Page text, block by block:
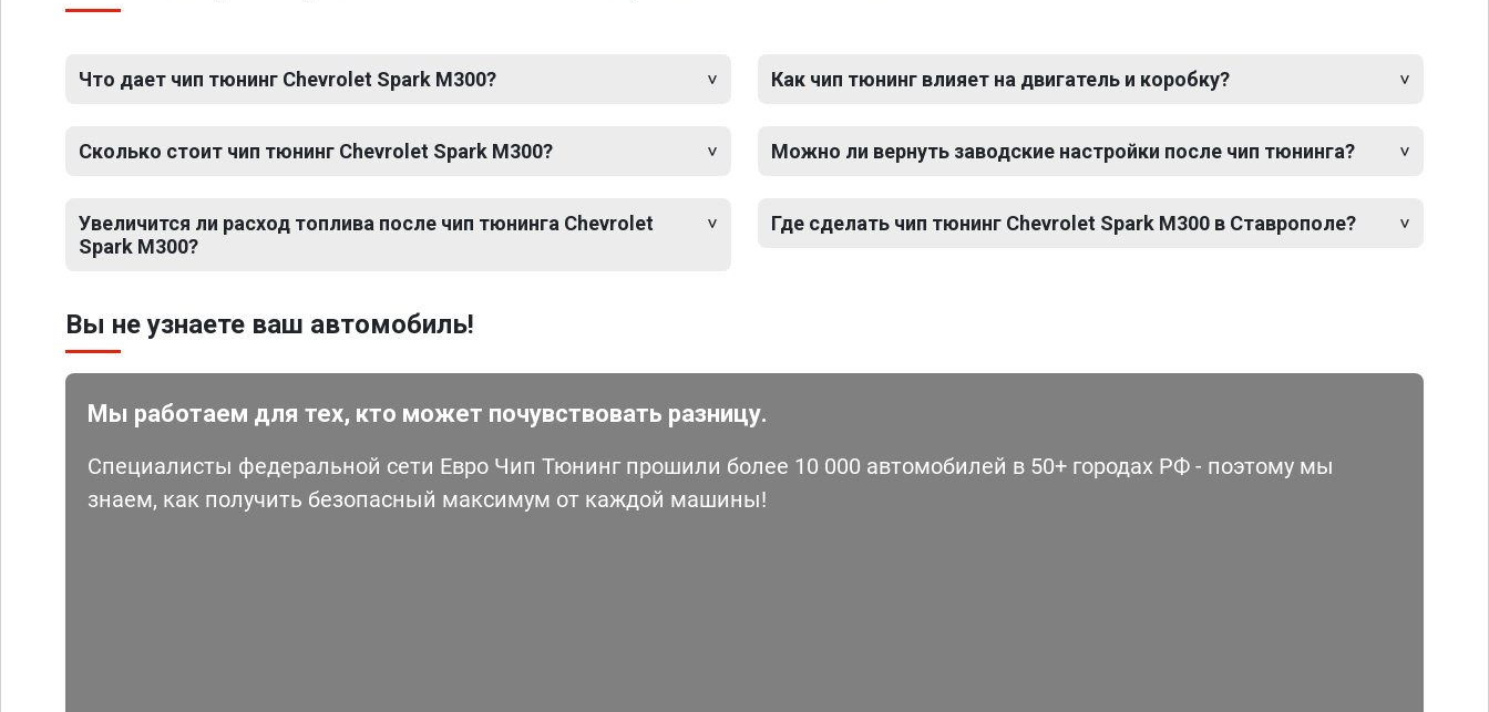
Что дает чип тюнинг Chevrolet Spark M300?
Сколько стоит чип тюнинг Chevrolet Spark M300?
Увеличится ли расход топлива после чип тюнинга Chevrolet
Spark M300?
Как чип тюнинг влияет на двигатель и коробку?
Можно ли вернуть заводские настройки после чип тюнинга?
Где сделать чип тюнинг Chevrolet Spark M300 в Ставрополе?
Вы не узнаете ваш автомобиль!
Мы работаем для тех, кто может почувствовать разницу.
Специалисты федеральной сети Евро Чип Тюнинг прошили более 10 000 автомобилей в 50+ городах РФ - поэтому мы
знаем, как получить безопасный максимум от каждой машины!